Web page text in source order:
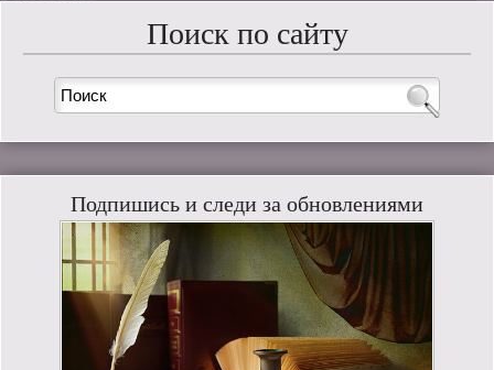
Поиск по сайту
Подпишись и следи за обновлениями